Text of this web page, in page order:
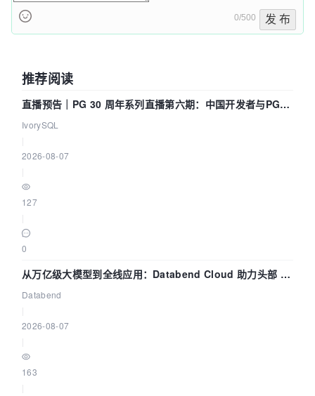
0/500 发 布
推荐阅读
直播预告｜PG 30 周年系列直播第六期：中国开发者与PG内
核——我们改得动吗？我们贡献了什么？
IvorySQL
2026-08-07
127
0
从万亿级大模型到全线应用：Databend Cloud 助力头部 AI
企业构建全链路 Trace 数据管道
Databend
2026-08-07
163